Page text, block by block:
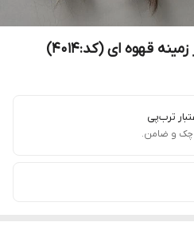
قهوه ای (کد:4014)
ترب‌پی